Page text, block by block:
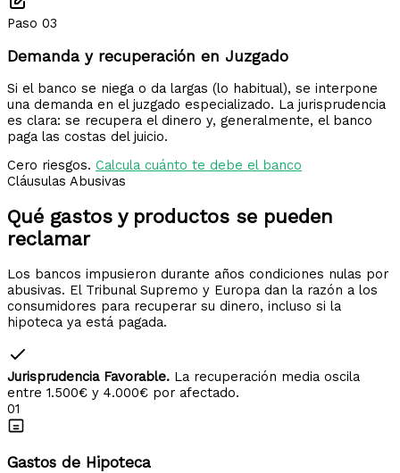
Paso 03
Demanda y recuperación en Juzgado
Si el banco se niega o da largas (lo habitual), se interpone
una demanda en el juzgado especializado. La jurisprudencia
es clara: se recupera el dinero y, generalmente, el banco
paga las costas del juicio.
Cero riesgos. Calcula cuánto te debe el banco
Cláusulas Abusivas
Qué gastos y productos se pueden
reclamar
Los bancos impusieron durante años condiciones nulas por
abusivas. El Tribunal Supremo y Europa dan la razón a los
consumidores para recuperar su dinero, incluso si la
hipoteca ya está pagada.
Jurisprudencia Favorable. La recuperación media oscila
entre 1.500€ y 4.000€ por afectado.
01
Gastos de Hipoteca